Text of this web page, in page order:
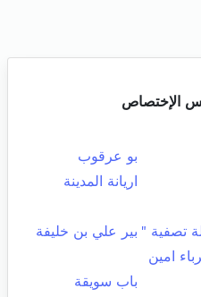
الإختصاص
بو عرقوب
اريانة المدينة
تصفية " بير علي بن خليفة
امين
باب سويقة